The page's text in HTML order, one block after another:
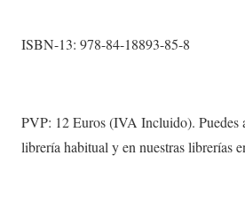
ISBN-13: 978-84-18893-85-8
PVP: 12 Euros (IVA Incluido). Puedes
librería habitual y en nuestras librerías